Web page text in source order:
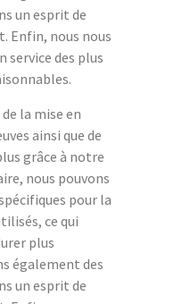
un esprit de
Enfin, nous nous
service des plus
la mise en
ainsi que de
grâce à notre
nous pouvons
pour la
ce qui
plus
également des
un esprit de